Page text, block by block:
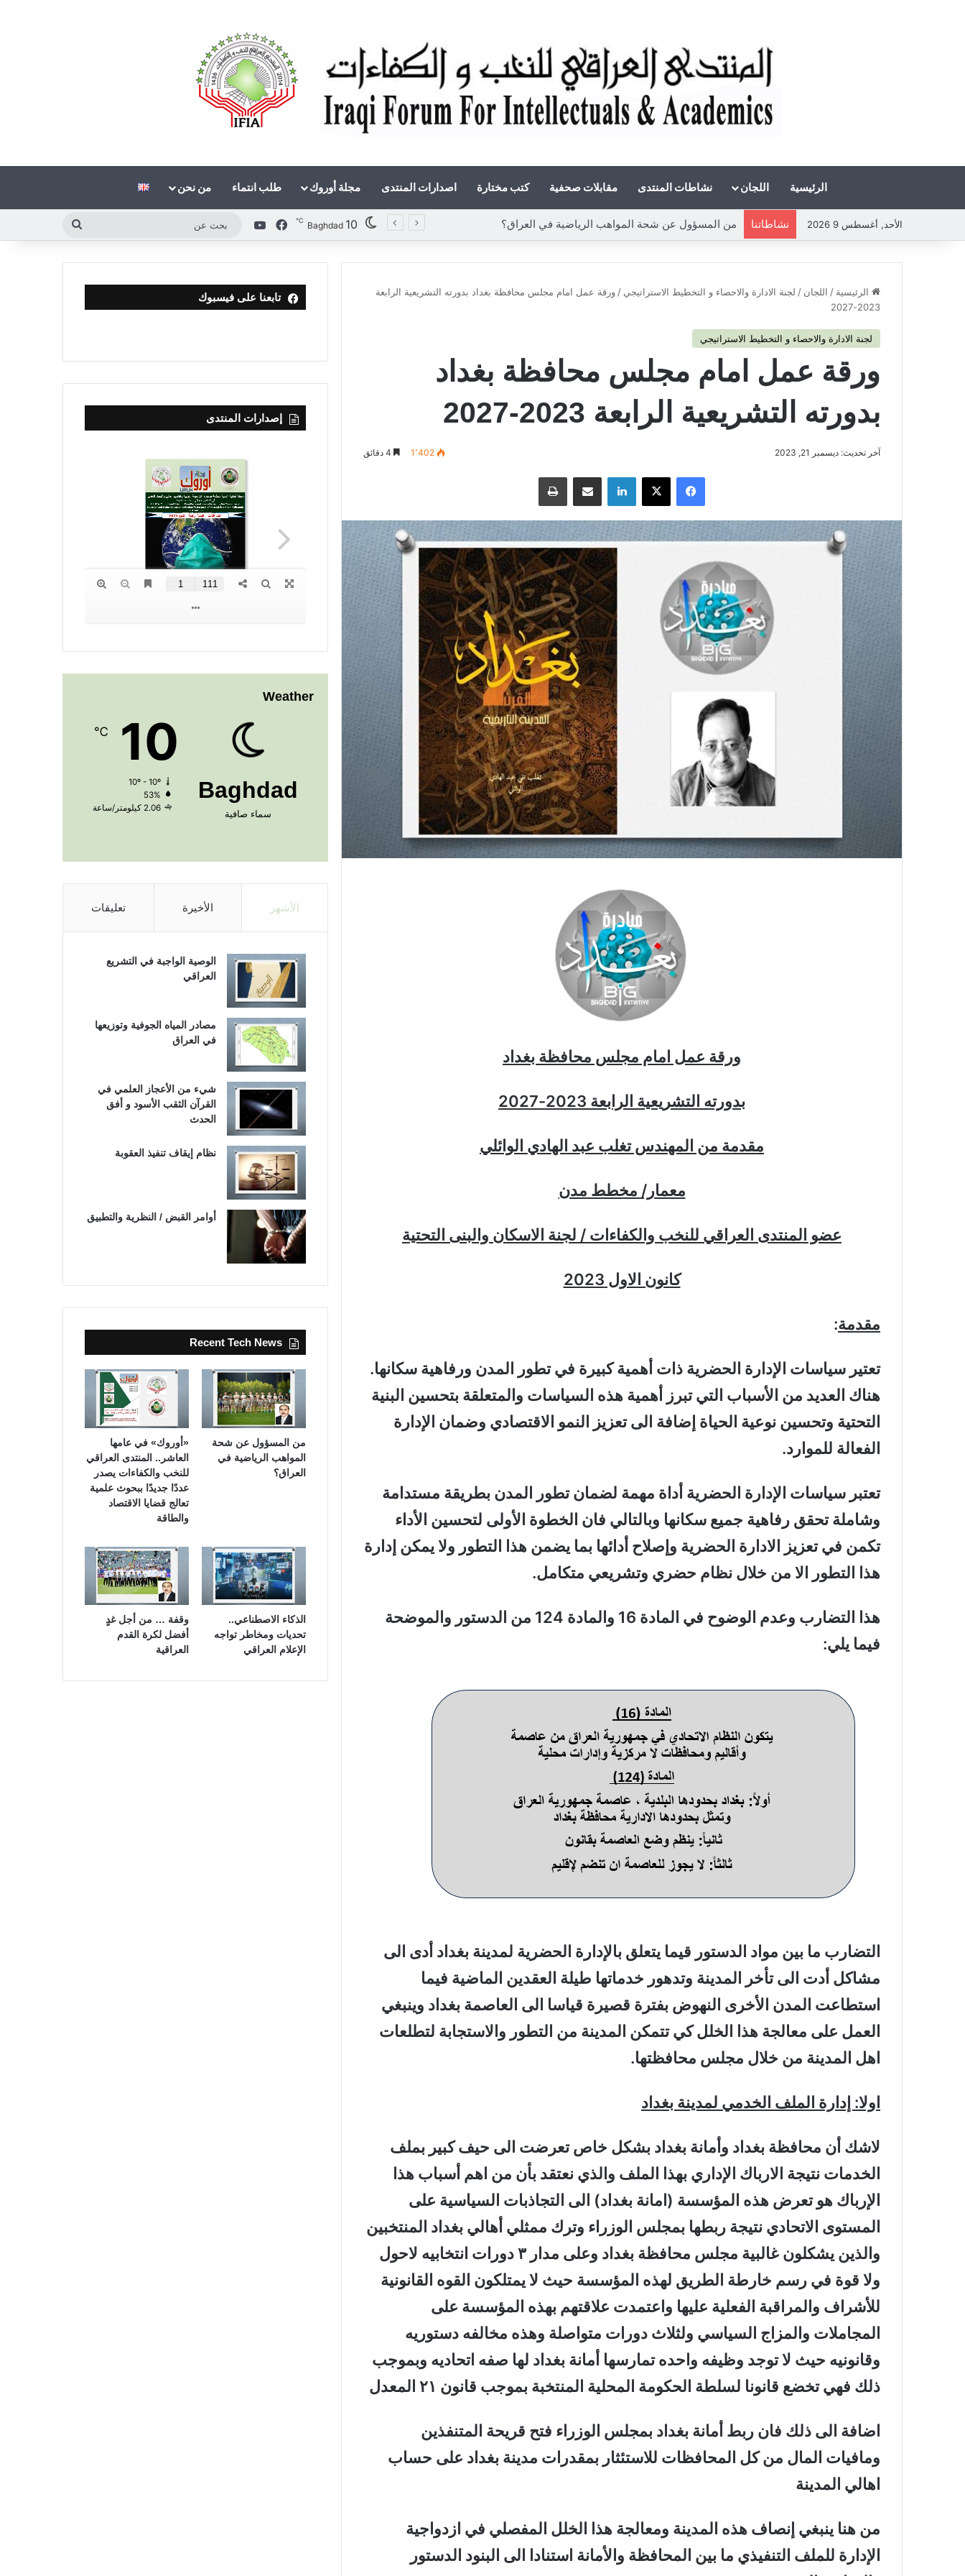
الرئيسية اللجان نشاطات المنتدى مقابلات صحفية كتب مختارة اصدارات المنتدى مجلة أوروك طلب انتماء من نحن
الأحد, أغسطس 9 2026 نشاطاتنا من المسؤول عن شحة المواهب الرياضية في العراق؟ Baghdad 10
℃ فيسبوك‫YouTube
الرئيسية / اللجان / لجنة الادارة والاحصاء و التخطيط الاستراتيجي / ورقة عمل امام مجلس محافظة بغداد بدورته التشريعية الرابعة
2023-2027
لجنة الادارة والاحصاء و التخطيط الاستراتيجي
ورقة عمل امام مجلس محافظة بغداد
بدورته التشريعية الرابعة 2023-2027
آخر تحديث: ديسمبر 21, 2023 1٬402
فيسبوك لينكدإن
ورقة عمل امام مجلس محافظة بغداد
بدورته التشريعية الرابعة 2023-2027
مقدمة من المهندس تغلب عبد الهادي الوائلي
معمار/ مخطط مدن
عضو المنتدى العراقي للنخب والكفاءات / لجنة الاسكان والبنى التحتية
كانون الاول 2023
مقدمة:
تعتير سياسات الإدارة الحضرية ذات أهمية كبيرة في تطور المدن ورفاهية سكانها.
هناك العديد من الأسباب التي تبرز أهمية هذه السياسات والمتعلقة بتحسين البنية
التحتية وتحسين نوعية الحياة إضافة الى تعزيز النمو الاقتصادي وضمان الإدارة
الفعالة للموارد.
تعتبر سياسات الإدارة الحضرية أداة مهمة لضمان تطور المدن بطريقة مستدامة
وشاملة تحقق رفاهية جميع سكانها وبالتالي فان الخطوة الأولى لتحسين الأداء
تكمن في تعزيز الادارة الحضرية وإصلاح أدائها بما يضمن هذا التطور ولا يمكن إدارة
هذا التطور الا من خلال نظام حضري وتشريعي متكامل.
هذا التضارب وعدم الوضوح في المادة 16 والمادة 124 من الدستور والموضحة
فيما يلي:
التضارب ما بين مواد الدستور قيما يتعلق بالإدارة الحضرية لمدينة بغداد أدى الى
مشاكل أدت الى تأخر المدينة وتدهور خدماتها طيلة العقدين الماضية فيما
استطاعت المدن الأخرى النهوض بفترة قصيرة قياسا الى العاصمة بغداد وينبغي
العمل على معالجة هذا الخلل كي تتمكن المدينة من التطور والاستجابة لتطلعات
اهل المدينة من خلال مجلس محافظتها.
اولا: إدارة الملف الخدمي لمدينة بغداد
لاشك أن محافظة بغداد وأمانة بغداد بشكل خاص تعرضت الى حيف كبير بملف
الخدمات نتيجة الارباك الإداري بهذا الملف والذي نعتقد بأن من اهم أسباب هذا
الإرباك هو تعرض هذه المؤسسة (امانة بغداد) الى التجاذبات السياسية على
المستوى الاتحادي نتيجة ربطها بمجلس الوزراء وترك ممثلي أهالي بغداد المنتخبين
والذين يشكلون غالبية مجلس محافظة بغداد وعلى مدار ٣ دورات انتخابيه لاحول
ولا قوة في رسم خارطة الطريق لهذه المؤسسة حيث لا يمتلكون القوه القانونية
للأشراف والمراقبة الفعلية عليها واعتمدت علاقتهم بهذه المؤسسة على
المجاملات والمزاج السياسي ولثلاث دورات متواصلة وهذه مخالفه دستوريه
وقانونيه حيث لا توجد وظيفه واحده تمارسها أمانة بغداد لها صفه اتحاديه وبموجب
ذلك فهي تخضع قانونا لسلطة الحكومة المحلية المنتخبة بموجب قانون ٢١ المعدل
اضافة الى ذلك فان ربط أمانة بغداد بمجلس الوزراء فتح قريحة المتنفذين
ومافيات المال من كل المحافظات للاستئثار بمقدرات مدينة بغداد على حساب
اهالي المدينة
من هنا ينبغي إنصاف هذه المدينة ومعالجة هذا الخلل المفصلي في ازدواجية
الإدارة للملف التنفيذي ما بين المحافظة والأمانة استنادا الى البنود الدستور
تابعنا على فيسبوك
إصدارات المنتدى
Weather
Baghdad
سماء صافية
10
℃
10º - 10º
53%
2.06 كيلومتر/ساعة
الأشهر الأخيرة تعليقات
الوصية الواجبة في التشريع
العراقي
مصادر المياه الجوفية وتوزيعها
في العراق
شيء من الأعجاز العلمي في
القرآن الثقب الأسود و أفق
الحدث
نظام إيقاف تنفيذ العقوبة
أوامر القبض / النظرية والتطبيق
Recent Tech News
من المسؤول عن شحة
المواهب الرياضية في
العراق؟
«أوروك» في عامها
العاشر.. المنتدى العراقي
للنخب والكفاءات يصدر
عددًا جديدًا ببحوث علمية
تعالج قضايا الاقتصاد
والطاقة
الذكاء الاصطناعي..
تحديات ومخاطر تواجه
الإعلام العراقي
وقفة … من أجل غدٍ
أفضل لكرة القدم
العراقية